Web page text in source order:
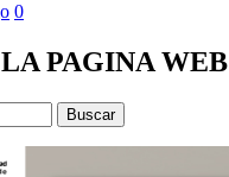
0
PAGINA WEB